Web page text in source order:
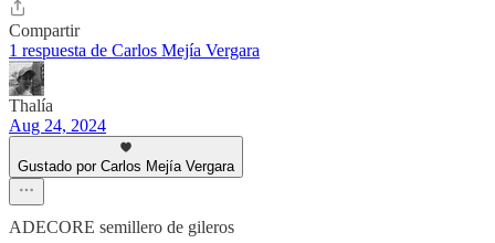
Compartir
1 respuesta de Carlos Mejía Vergara
Thalía
Aug 24, 2024
Gustado por Carlos Mejía Vergara
ADECORE semillero de gileros